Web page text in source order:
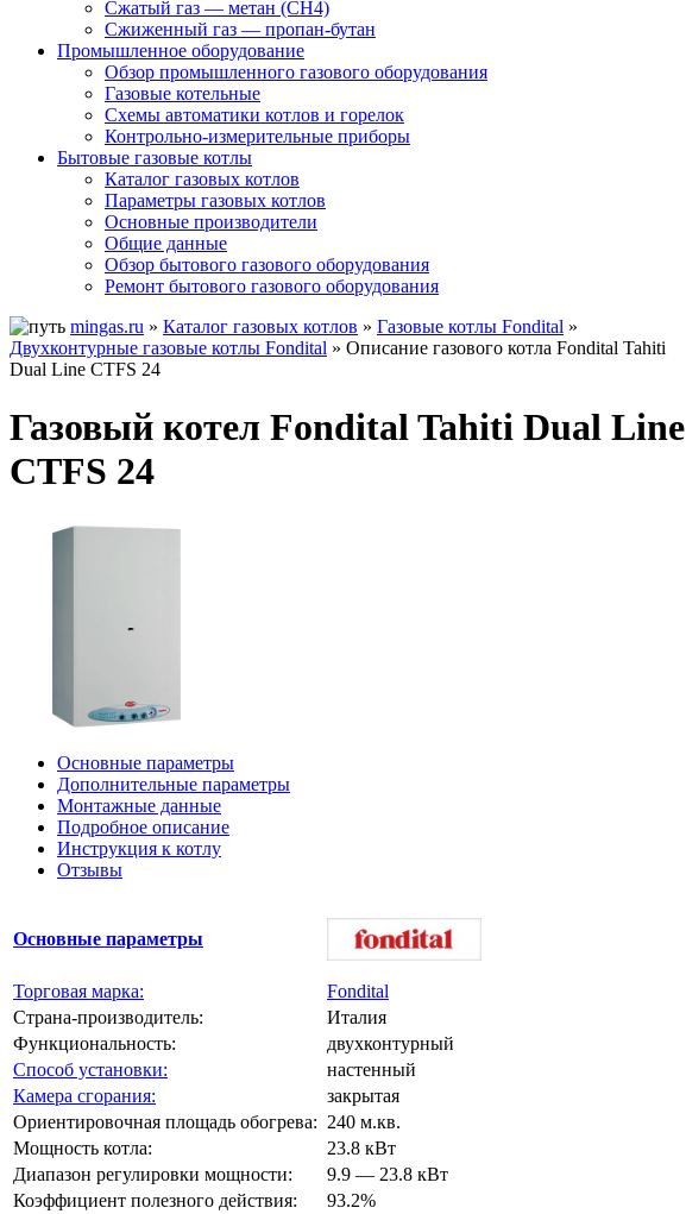
Сжатый газ — метан (CH4)
Сжиженный газ — пропан-бутан
Промышленное оборудование
Обзор промышленного газового оборудования
Газовые котельные
Схемы автоматики котлов и горелок
Контрольно-измерительные приборы
Бытовые газовые котлы
Каталог газовых котлов
Параметры газовых котлов
Основные производители
Общие данные
Обзор бытового газового оборудования
Ремонт бытового газового оборудования
mingas.ru » Каталог газовых котлов » Газовые котлы Fondital »
Двухконтурные газовые котлы Fondital » Описание газового котла Fondital Tahiti
Dual Line CTFS 24
Газовый котел Fondital Tahiti Dual Line
CTFS 24
Основные параметры
Дополнительные параметры
Монтажные данные
Подробное описание
Инструкция к котлу
Отзывы
Основные параметры
Торговая марка:
Fondital
Страна-производитель:
Италия
Функциональность:
двухконтурный
Способ установки:
настенный
Камера сгорания:
закрытая
Ориентировочная площадь обогрева: 240 м.кв.
Мощность котла:
23.8 кВт
Диапазон регулировки мощности:
9.9 — 23.8 кВт
Коэффициент полезного действия:
93.2%